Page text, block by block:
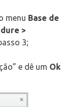
menu Base de
>
3;
e dê um Ok